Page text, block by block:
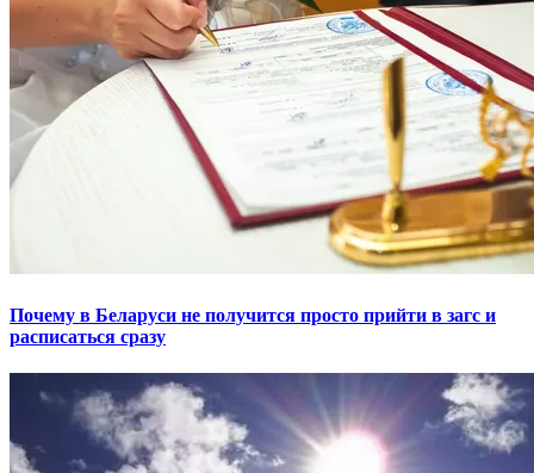
Почему в Беларуси не получится просто прийти в загс и
расписаться сразу